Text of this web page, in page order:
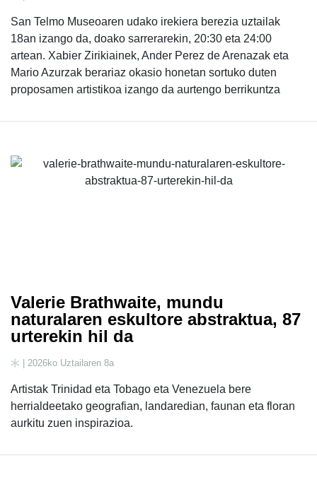
San Telmo Museoaren udako irekiera berezia uztailak
18an izango da, doako sarrerarekin, 20:30 eta 24:00
artean. Xabier Zirikiainek, Ander Perez de Arenazak eta
Mario Azurzak berariaz okasio honetan sortuko duten
proposamen artistikoa izango da aurtengo berrikuntza
Valerie Brathwaite, mundu
naturalaren eskultore abstraktua, 87
urterekin hil da
| 2026ko Uztailaren 8a
Artistak Trinidad eta Tobago eta Venezuela bere
herrialdeetako geografian, landaredian, faunan eta floran
aurkitu zuen inspirazioa.